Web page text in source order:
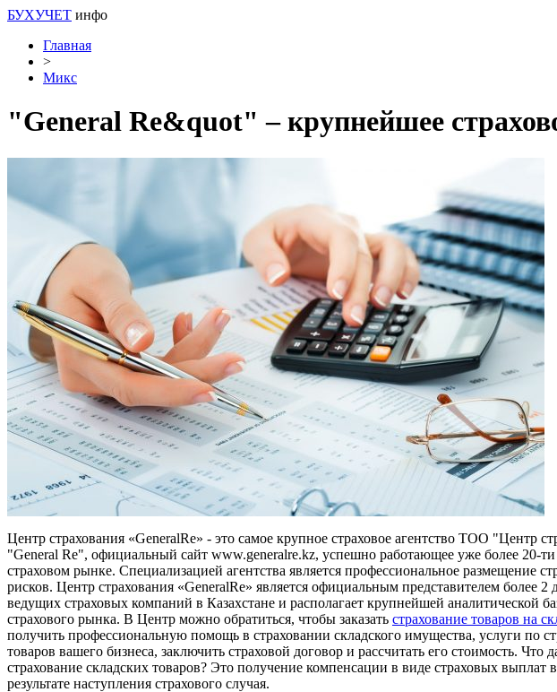
БУХУЧЕТ инфо
Главная
>
Микс
"General Re&quot" – крупнейшее
Центр страхования «GeneralRe» - это самое крупное страховое агентство ТОО "Центр
"General Re", официальный сайт www.generalre.kz, успешно работающее уже более 20-ти
страховом рынке. Специализацией агентства является профессиональное размещение
рисков. Центр страхования «GeneralRe» является официальным представителем более 2
ведущих страховых компаний в Казахстане и располагает крупнейшей аналитической
страхового рынка. В Центр можно обратиться, чтобы заказать страхование товаров на
получить профессиональную помощь в страховании складского имущества, услуги по
товаров вашего бизнеса, заключить страховой договор и рассчитать его стоимость. Что
страхование складских товаров? Это получение компенсации в виде страховых выплат в
результате наступления страхового случая.